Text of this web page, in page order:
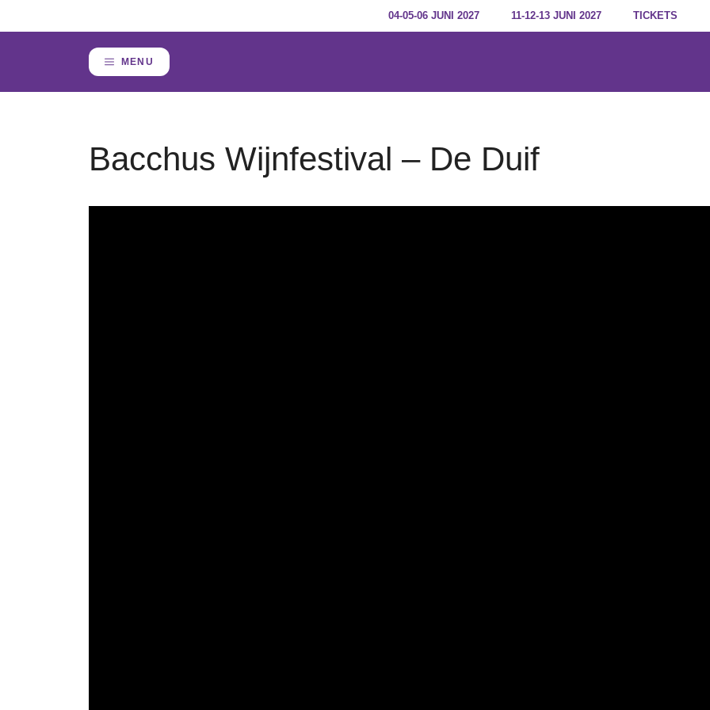
to
04-05-06 JUNI 2027 11-12-13 JUNI 2027 TICKETS
MENU
Bacchus Wijnfestival – De Duif